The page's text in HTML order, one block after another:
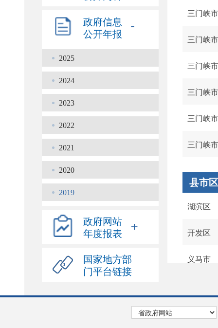
政府信息
公开年报
-
2025
2024
2023
2022
2021
2020
2019
政府网站
年度报表
+
国家地方部
门平台链接
三门峡
三门峡
三门峡
三门峡
三门峡
县市
湖滨区
开发区
义马市